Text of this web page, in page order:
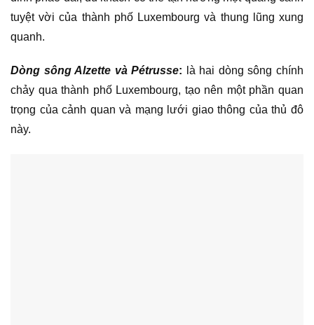
tuyệt vời của thành phố Luxembourg và thung lũng xung
quanh.
Dòng sông Alzette và Pétrusse:
là hai dòng sông chính
chảy qua thành phố Luxembourg, tạo nên một phần quan
trọng của cảnh quan và mạng lưới giao thông của thủ đô
này.